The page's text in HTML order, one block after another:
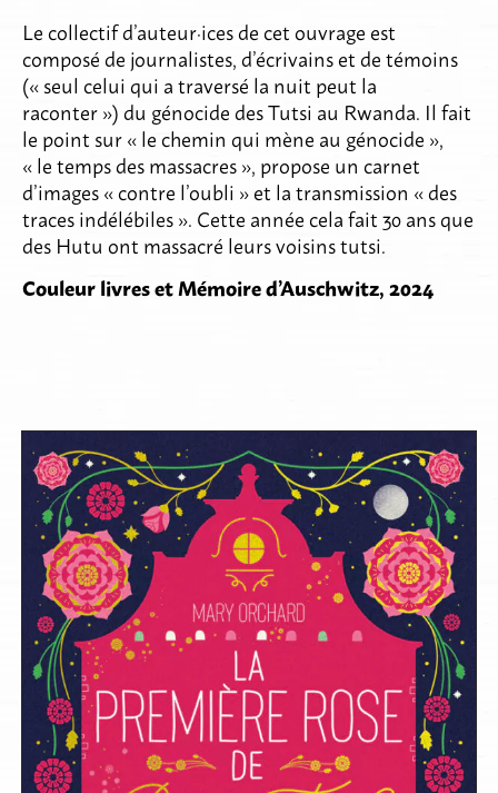
Le collectif d’auteur·ices de cet ouvrage est
composé de journalistes, d’écrivains et de témoins
(« seul celui qui a traversé la nuit peut la
raconter ») du génocide des Tutsi au Rwanda. Il fait
le point sur « le chemin qui mène au génocide »,
« le temps des massacres », propose un carnet
d’images « contre l’oubli » et la transmission « des
traces indélébiles ». Cette année cela fait 30 ans que
des Hutu ont massacré leurs voisins tutsi.
Couleur livres et Mémoire d’Auschwitz, 2024